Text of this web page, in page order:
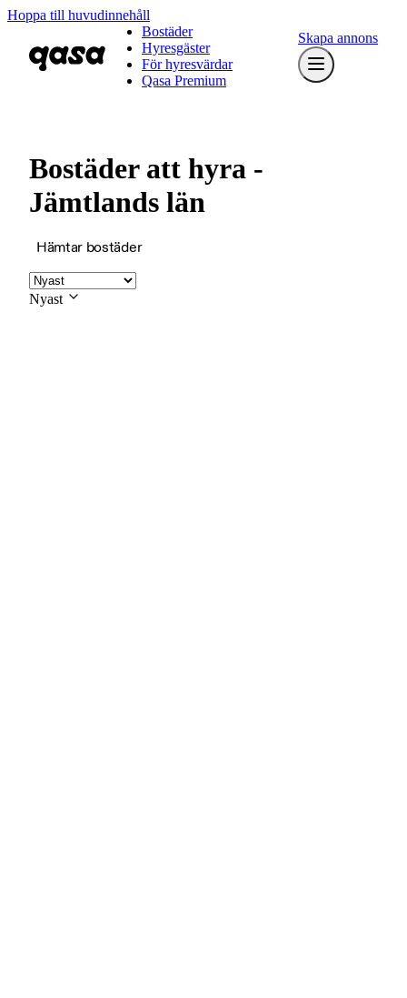
Hoppa till huvudinnehåll
Bostäder
Hyresgäster
För hyresvärdar
Qasa Premium
Skapa annons
Bostäder att hyra -
Jämtlands län
Hämtar bostäder
Nyast